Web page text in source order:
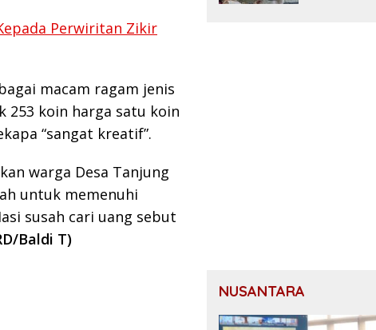
Perwiritan Zikir
macam ragam jenis
253 koin harga satu koin
“sangat kreatif”.
warga Desa Tanjung
untuk memenuhi
susah cari uang sebut
Baldi T)
NUSANTARA